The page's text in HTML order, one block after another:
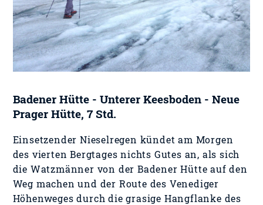
Badener Hütte - Unterer Keesboden - Neue
Prager Hütte, 7 Std.
Einsetzender Nieselregen kündet am Morgen
des vierten Bergtages nichts Gutes an, als sich
die Watzmänner von der Badener Hütte auf den
Weg machen und der Route des Venediger
Höhenweges durch die grasige Hangflanke des